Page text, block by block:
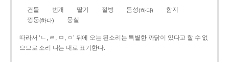
건들 번개 딸기 절벙 듬성(하다)
함지
껑둥(하다) 뭉실
따라서 ‘ㄴ, ㄹ, ㅁ, ㅇ’ 뒤에 오는 된소리는 특별한 까닭이 있다고 할 수 없
으므로 소리 나는 대로 표기한다.